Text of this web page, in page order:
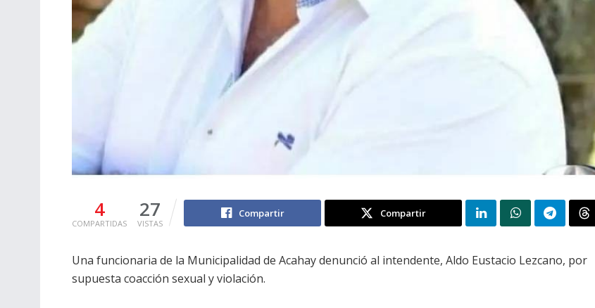
4
COMPARTIDAS
27
VISTAS
Compartir Compartir
Una funcionaria de la Municipalidad de Acahay denunció al intendente, Aldo Eustacio Lezcano, por
supuesta coacción sexual y violación.